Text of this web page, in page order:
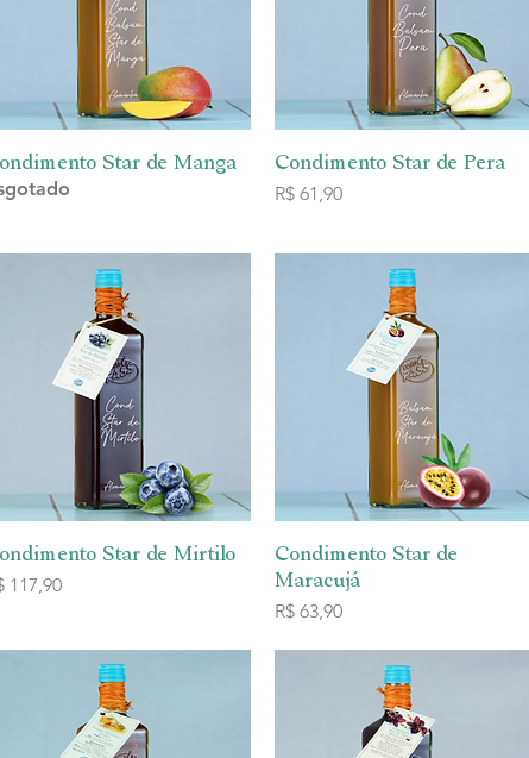
Visualização rápida
Star de Manga Visualização rápida
Condimento Star de Pera
Preço
R$ 61,90
Visualização rápida
Star de Mirtilo
117,90
Visualização rápida
Condimento Star de
Maracujá
Preço
R$ 63,90